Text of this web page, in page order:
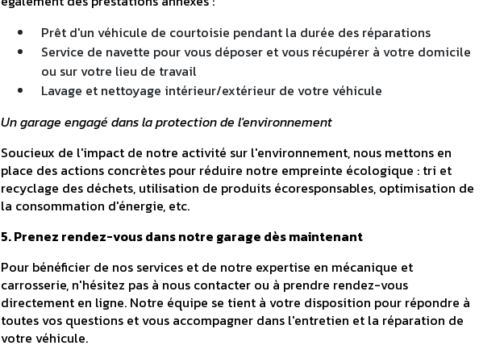
Prêt d'un véhicule de courtoisie pendant la durée des réparations
Service de navette pour vous déposer et vous récupérer à votre domicile
ou sur votre lieu de travail
Lavage et nettoyage intérieur/extérieur de votre véhicule
Un garage engagé dans la protection de l'environnement
Soucieux de l'impact de notre activité sur l'environnement, nous mettons en
place des actions concrètes pour réduire notre empreinte écologique : tri et
recyclage des déchets, utilisation de produits écoresponsables, optimisation de
la consommation d'énergie, etc.
5. Prenez rendez-vous dans notre garage dès maintenant
Pour bénéficier de nos services et de notre expertise en mécanique et
carrosserie, n'hésitez pas à nous contacter ou à prendre rendez-vous
directement en ligne. Notre équipe se tient à votre disposition pour répondre à
toutes vos questions et vous accompagner dans l'entretien et la réparation de
votre véhicule.